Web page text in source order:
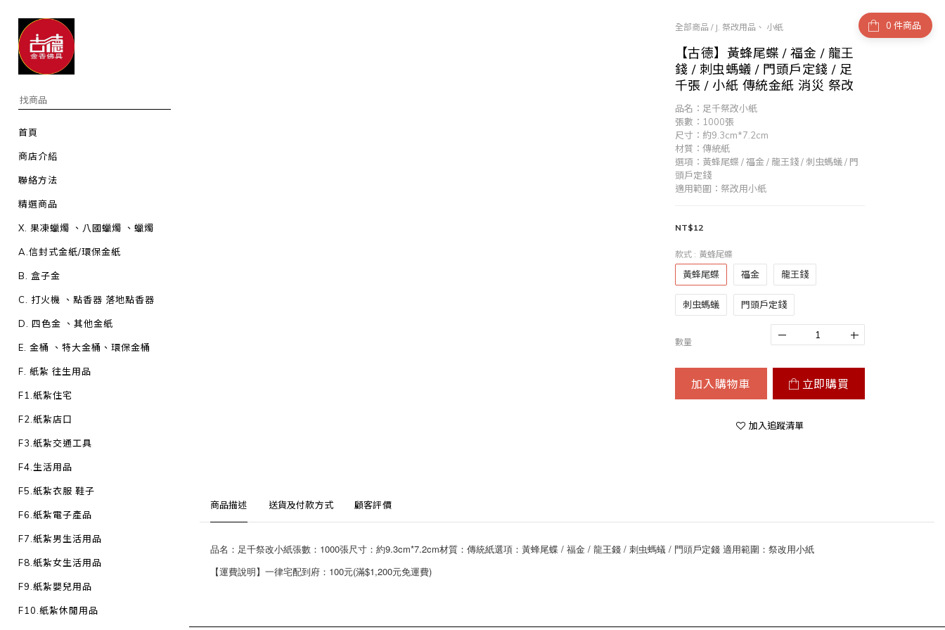
首頁
商店介紹
聯絡方法
精選商品
X. 果凍蠟燭 、八國蠟燭 、蠟燭
A.信封式金紙/環保金紙
B. 盒子金
C. 打火機 、點香器 落地點香器
D. 四色金 、其他金紙
E. 金桶 、特大金桶、環保金桶
F. 紙紮 往生用品
F1.紙紮住宅
F2.紙紮店口
F3.紙紮交通工具
F4.生活用品
F5.紙紮衣服 鞋子
F6.紙紮電子產品
F7.紙紮男生活用品
F8.紙紮女生活用品
F9.紙紮嬰兒用品
F10.紙紮休閒用品
件商品
全部商品 / J. 祭改用品、 小紙
【古德】黃蜂尾蝶 / 福金 / 龍王
錢 / 刺虫螞蟻 / 門頭戶定錢 / 足
千張 / 小紙 傳統金紙 消災 祭改
品名：足千祭改小紙
張數：1000張
尺寸：約9.3cm*7.2cm
材質：傳統紙
選項：黃蜂尾蝶 / 福金 / 龍王錢 / 刺虫螞蟻 / 門
頭戶定錢
適用範圍：祭改用小紙
NT$12
款式 : 黃蜂尾蝶
黃蜂尾蝶 福金 龍王錢
刺虫螞蟻 門頭戶定錢
數量
加入購物車 立即購買
加入追蹤清單
商品描述 送貨及付款方式 顧客評價
品名：足千祭改小紙張數：1000張尺寸：約9.3cm*7.2cm材質：傳統紙選項：黃蜂尾蝶 / 福金 / 龍王錢 / 刺虫螞蟻 / 門頭戶定錢 適用範圍：祭改用小紙
【運費說明】一律宅配到府：100元(滿$1,200元免運費)